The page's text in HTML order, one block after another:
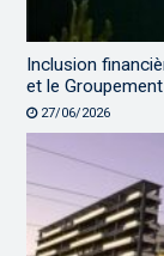
Inclusion
et le
27/06/2026